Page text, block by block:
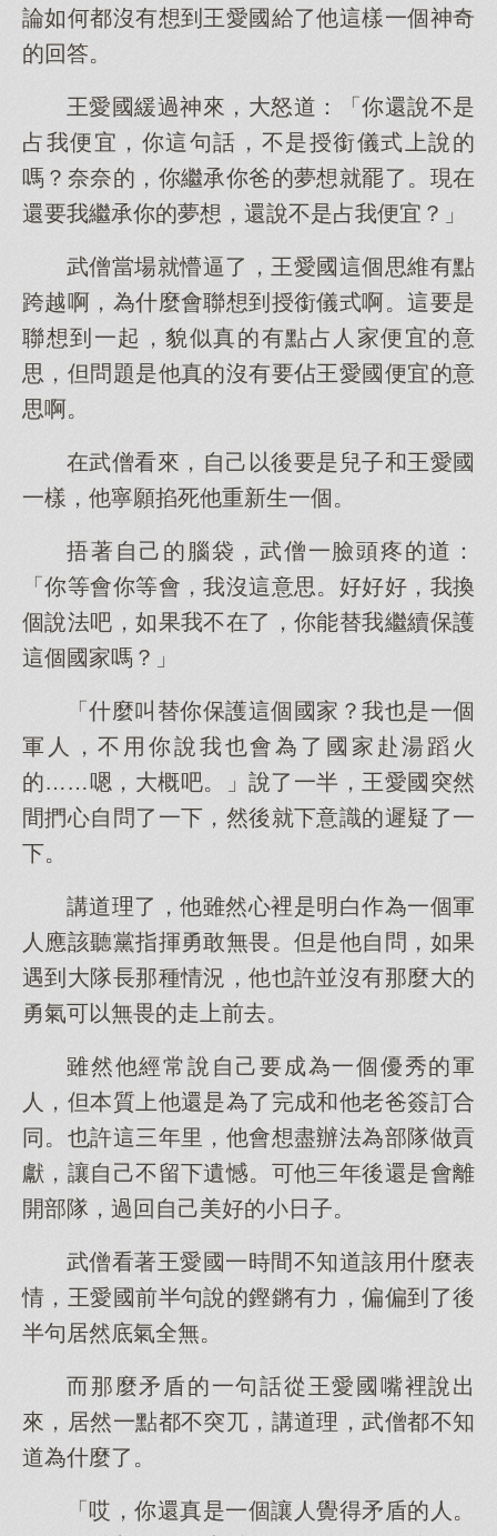
論如何都沒有想到王愛國給了他這樣一個神奇
的回答。
王愛國緩過神來，大怒道：「你還說不是
占我便宜，你這句話，不是授銜儀式上說的
嗎？奈奈的，你繼承你爸的夢想就罷了。現在
還要我繼承你的夢想，還說不是占我便宜？」
武僧當場就懵逼了，王愛國這個思維有點
跨越啊，為什麼會聯想到授銜儀式啊。這要是
聯想到一起，貌似真的有點占人家便宜的意
思，但問題是他真的沒有要佔王愛國便宜的意
思啊。
在武僧看來，自己以後要是兒子和王愛國
一樣，他寧願掐死他重新生一個。
捂著自己的腦袋，武僧一臉頭疼的道：
「你等會你等會，我沒這意思。好好好，我換
個說法吧，如果我不在了，你能替我繼續保護
這個國家嗎？」
「什麼叫替你保護這個國家？我也是一個
軍人，不用你說我也會為了國家赴湯蹈火
的……嗯，大概吧。」說了一半，王愛國突然
間捫心自問了一下，然後就下意識的遲疑了一
下。
講道理了，他雖然心裡是明白作為一個軍
人應該聽黨指揮勇敢無畏。但是他自問，如果
遇到大隊長那種情況，他也許並沒有那麼大的
勇氣可以無畏的走上前去。
雖然他經常說自己要成為一個優秀的軍
人，但本質上他還是為了完成和他老爸簽訂合
同。也許這三年里，他會想盡辦法為部隊做貢
獻，讓自己不留下遺憾。可他三年後還是會離
開部隊，過回自己美好的小日子。
武僧看著王愛國一時間不知道該用什麼表
情，王愛國前半句說的鏗鏘有力，偏偏到了後
半句居然底氣全無。
而那麼矛盾的一句話從王愛國嘴裡說出
來，居然一點都不突兀，講道理，武僧都不知
道為什麼了。
「哎，你還真是一個讓人覺得矛盾的人。